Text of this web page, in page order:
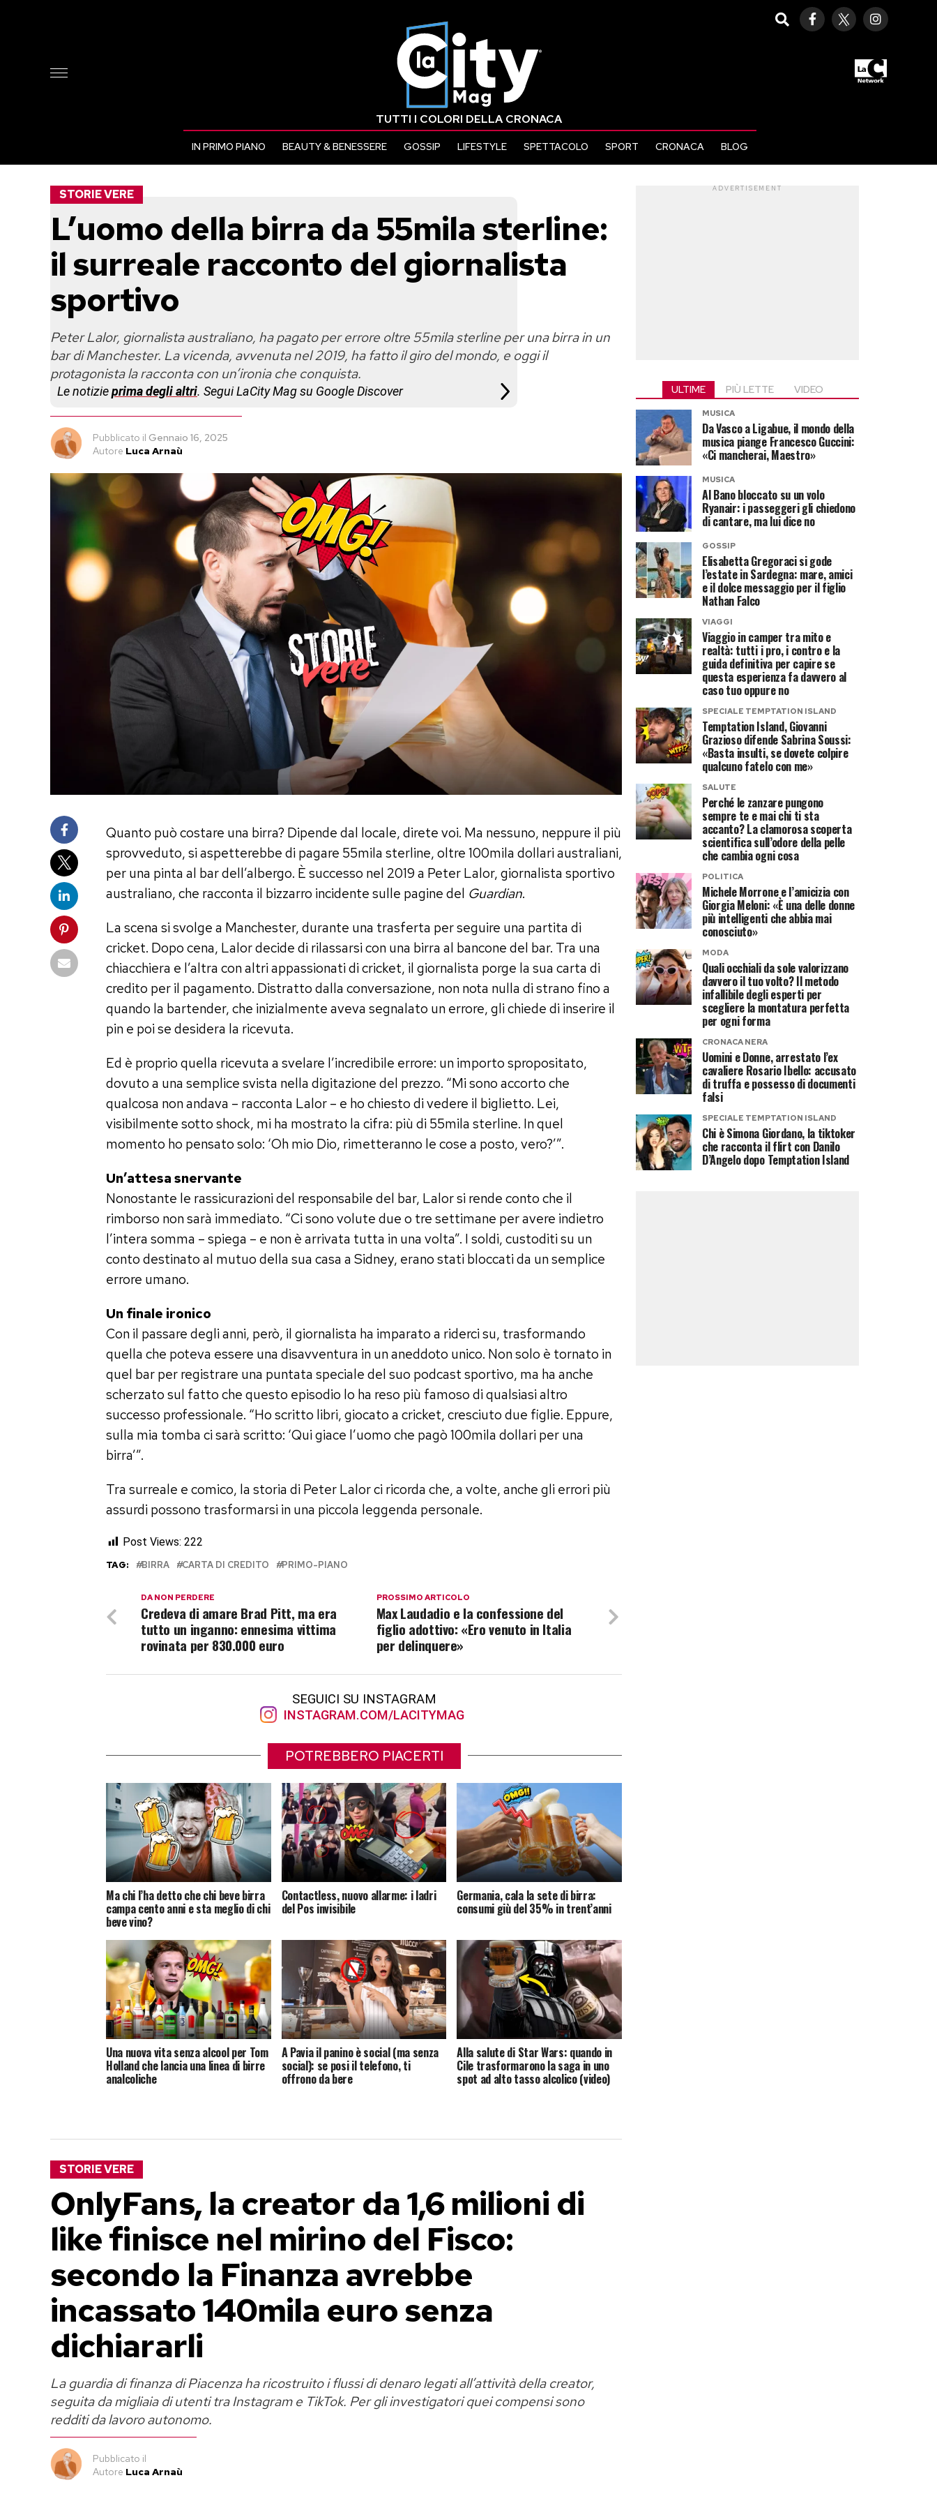
TUTTI I COLORI DELLA CRONACA
IN PRIMO PIANO BEAUTY & BENESSERE GOSSIP LIFESTYLE SPETTACOLO SPORT CRONACA BLOG
STORIE VERE
L’uomo della birra da 55mila sterline:
il surreale racconto del giornalista
sportivo
Peter Lalor, giornalista australiano, ha pagato per errore oltre 55mila sterline per una birra in un
bar di Manchester. La vicenda, avvenuta nel 2019, ha fatto il giro del mondo, e oggi il
protagonista la racconta con un’ironia che conquista.
Le notizieprima degli altri. Segui LaCity Mag su Google Discover
Pubblicato il Gennaio 16, 2025
Autore Luca Arnaù
Quanto può costare una birra? Dipende dal locale, direte voi. Ma nessuno, neppure il più
sprovveduto, si aspetterebbe di pagare 55mila sterline, oltre 100mila dollari australiani,
per una pinta al bar dell’albergo. È successo nel 2019 a Peter Lalor, giornalista sportivo
australiano, che racconta il bizzarro incidente sulle pagine del Guardian.
La scena si svolge a Manchester, durante una trasferta per seguire una partita di
cricket. Dopo cena, Lalor decide di rilassarsi con una birra al bancone del bar. Tra una
chiacchiera e l’altra con altri appassionati di cricket, il giornalista porge la sua carta di
credito per il pagamento. Distratto dalla conversazione, non nota nulla di strano fino a
quando la bartender, che inizialmente aveva segnalato un errore, gli chiede di inserire il
pin e poi se desidera la ricevuta.
Ed è proprio quella ricevuta a svelare l’incredibile errore: un importo spropositato,
dovuto a una semplice svista nella digitazione del prezzo. “Mi sono accorto che
qualcosa non andava – racconta Lalor – e ho chiesto di vedere il biglietto. Lei,
visibilmente sotto shock, mi ha mostrato la cifra: più di 55mila sterline. In quel
momento ho pensato solo: ‘Oh mio Dio, rimetteranno le cose a posto, vero?’”.
Un’attesa snervante
Nonostante le rassicurazioni del responsabile del bar, Lalor si rende conto che il
rimborso non sarà immediato. “Ci sono volute due o tre settimane per avere indietro
l’intera somma – spiega – e non è arrivata tutta in una volta”. I soldi, custoditi su un
conto destinato al mutuo della sua casa a Sidney, erano stati bloccati da un semplice
errore umano.
Un finale ironico
Con il passare degli anni, però, il giornalista ha imparato a riderci su, trasformando
quella che poteva essere una disavventura in un aneddoto unico. Non solo è tornato in
quel bar per registrare una puntata speciale del suo podcast sportivo, ma ha anche
scherzato sul fatto che questo episodio lo ha reso più famoso di qualsiasi altro
successo professionale. “Ho scritto libri, giocato a cricket, cresciuto due figlie. Eppure,
sulla mia tomba ci sarà scritto: ‘Qui giace l’uomo che pagò 100mila dollari per una
birra’”.
Tra surreale e comico, la storia di Peter Lalor ci ricorda che, a volte, anche gli errori più
assurdi possono trasformarsi in una piccola leggenda personale.
Post Views: 222
TAG: BIRRA CARTA DI CREDITO PRIMO-PIANO
PROSSIMO ARTICOLO
Max Laudadio e la confessione del
figlio adottivo: «Ero venuto in Italia
per delinquere»
DA NON PERDERE
Credeva di amare Brad Pitt, ma era
tutto un inganno: ennesima vittima
rovinata per 830.000 euro
SEGUICI SU INSTAGRAM
INSTAGRAM.COM/LACITYMAG
POTREBBERO PIACERTI
Ma chi l’ha detto che chi beve birra
campa cento anni e sta meglio di chi
beve vino?
Contactless, nuovo allarme: i ladri
del Pos invisibile
Germania, cala la sete di birra:
consumi giù del 35% in trent’anni
Una nuova vita senza alcool per Tom
Holland che lancia una linea di birre
analcoliche
A Pavia il panino è social (ma senza
social): se posi il telefono, ti
offrono da bere
Alla salute di Star Wars: quando in
Cile trasformarono la saga in uno
spot ad alto tasso alcolico (video)
STORIE VERE
OnlyFans, la creator da 1,6 milioni di
like finisce nel mirino del Fisco:
secondo la Finanza avrebbe
incassato 140mila euro senza
dichiararli
La guardia di finanza di Piacenza ha ricostruito i flussi di denaro legati all’attività della creator,
seguita da migliaia di utenti tra Instagram e TikTok. Per gli investigatori quei compensi sono
redditi da lavoro autonomo.
Pubblicato il
Autore Luca Arnaù
ADVERTISEMENT
ULTIME PIÙ LETTE VIDEO
MUSICA
Da Vasco a Ligabue, il mondo della
musica piange Francesco Guccini:
«Ci mancherai, Maestro»
MUSICA
Al Bano bloccato su un volo
Ryanair: i passeggeri gli chiedono
di cantare, ma lui dice no
GOSSIP
Elisabetta Gregoraci si gode
l’estate in Sardegna: mare, amici
e il dolce messaggio per il figlio
Nathan Falco
VIAGGI
Viaggio in camper tra mito e
realtà: tutti i pro, i contro e la
guida definitiva per capire se
questa esperienza fa davvero al
caso tuo oppure no
SPECIALE TEMPTATION ISLAND
Temptation Island, Giovanni
Grazioso difende Sabrina Soussi:
«Basta insulti, se dovete colpire
qualcuno fatelo con me»
SALUTE
Perché le zanzare pungono
sempre te e mai chi ti sta
accanto? La clamorosa scoperta
scientifica sull’odore della pelle
che cambia ogni cosa
POLITICA
Michele Morrone e l’amicizia con
Giorgia Meloni: «È una delle donne
più intelligenti che abbia mai
conosciuto»
MODA
Quali occhiali da sole valorizzano
davvero il tuo volto? Il metodo
infallibile degli esperti per
scegliere la montatura perfetta
per ogni forma
CRONACA NERA
Uomini e Donne, arrestato l’ex
cavaliere Rosario Ibello: accusato
di truffa e possesso di documenti
falsi
SPECIALE TEMPTATION ISLAND
Chi è Simona Giordano, la tiktoker
che racconta il flirt con Danilo
D’Angelo dopo Temptation Island